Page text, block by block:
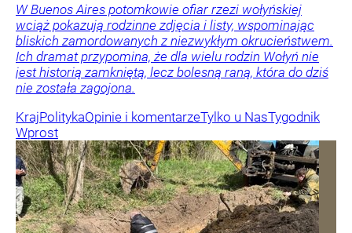
W Buenos Aires potomkowie ofiar rzezi wołyńskiej
wciąż pokazują rodzinne zdjęcia i listy, wspominając
bliskich zamordowanych z niezwykłym okrucieństwem.
Ich dramat przypomina, że dla wielu rodzin Wołyń nie
jest historią zamkniętą, lecz bolesną raną, która do dziś
nie została zagojona.
KrajPolitykaOpinie i komentarzeTylko u NasTygodnik
Wprost